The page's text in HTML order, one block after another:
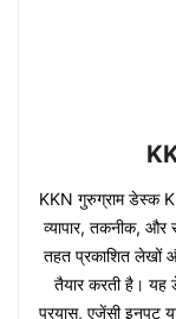
KKN गुरुग्राम डेस्क
व्यापार, तकनीक,
तहत प्रकाशित लेखों
तैयार करती है। यह
प्रयास, एजेंसी इनपुट